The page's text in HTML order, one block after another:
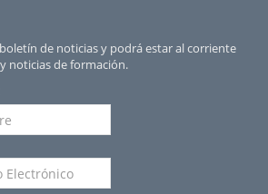
de noticias y podrá estar al corriente
noticias de formación.